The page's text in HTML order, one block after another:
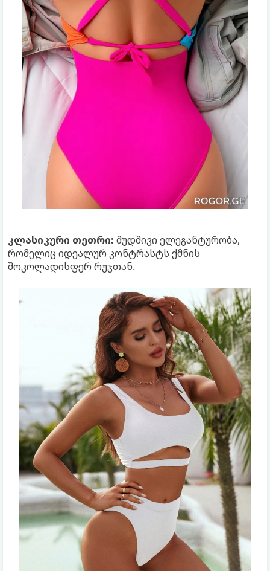
კლასიკური თეთრი: მუდმივი ელეგანტურობა,
რომელიც იდეალურ კონტრასტს ქმნის
შოკოლადისფერ რუჯთან.